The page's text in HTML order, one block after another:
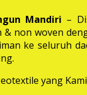
Mandiri –
& non woven
ke seluruh
yang